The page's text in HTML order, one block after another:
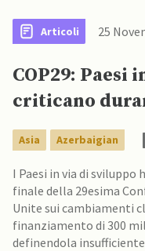
Articoli 25
COP29: Paesi
criticano
Asia Azerbaigian
I Paesi in via di sviluppo
finale della 29esima
Unite sui cambiamenti
finanziamento di 300
definendola